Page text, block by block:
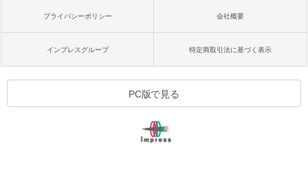
プライバシーポリシー 会社概要
インプレスグループ 特定商取引法に基づく表示
PC版で見る